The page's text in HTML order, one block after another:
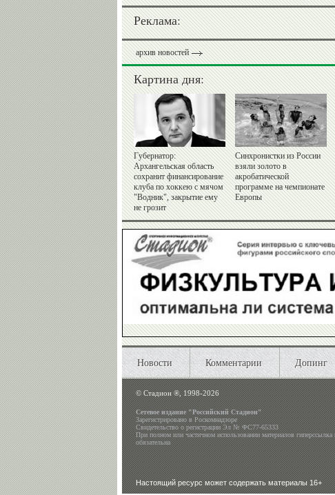
Реклама:
архив новостей
Картина дня:
Губернатор:
Архангельская область
сохранит финансирование
клуба по хоккею с мячом
"Водник", закрытие ему
не грозит
Синхронистки из России
взяли золото в
акробатической
программе на чемпионате
Европы
Новости Комментарии Допинг
©Стадион ®, 1998-2026
Сетевое издание "Российский Стадион"
Зарегистрировано в Роскомнадзоре
Свидетельство о регистрации Эл № ФС77-65333
При полном или частичном использовании материалов
обязательна
Настоящий ресурс может содержать материалы 16+